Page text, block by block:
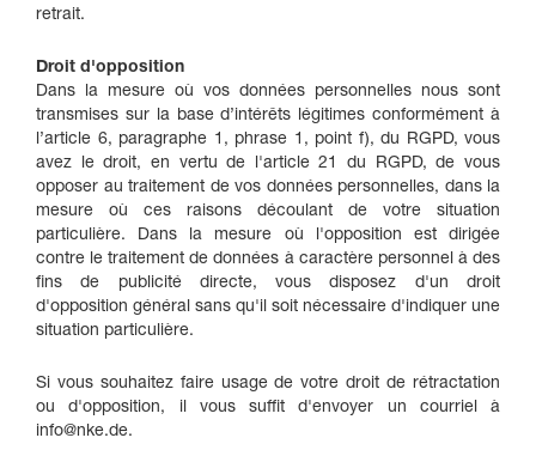
retrait.
Droit d'opposition
Dans la mesure où vos données personnelles nous sont
transmises sur la base d’intérêts légitimes conformément à
l’article 6, paragraphe 1, phrase 1, point f), du RGPD, vous
avez le droit, en vertu de l'article 21 du RGPD, de vous
opposer au traitement de vos données personnelles, dans la
mesure où ces raisons découlant de votre situation
particulière. Dans la mesure où l'opposition est dirigée
contre le traitement de données à caractère personnel à des
fins de publicité directe, vous disposez d'un droit
d'opposition général sans qu'il soit nécessaire d'indiquer une
situation particulière.
Si vous souhaitez faire usage de votre droit de rétractation
ou d'opposition, il vous suffit d'envoyer un courriel à
info@nke.de.